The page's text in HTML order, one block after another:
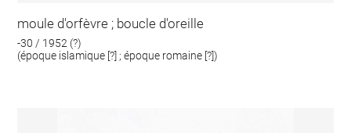
moule d'orfèvre ; boucle d'oreille
-30 / 1952 (?)
(époque islamique [?] ; époque romaine [?])